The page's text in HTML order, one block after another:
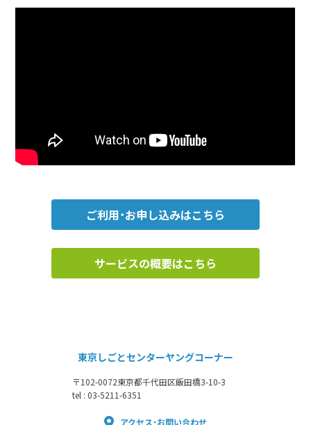
ご利用・お申し込みはこちら
サービスの概要はこちら
東京しごとセンターヤングコーナー
〒102-0072東京都千代田区飯田橋3-10-3
tel : 03-5211-6351